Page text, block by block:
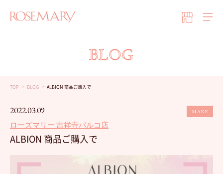
BLOG
TOP BLOG ALBION 商品ご購入で
2022.03.09
ローズマリー 吉祥寺パルコ店
MAKE
ALBION 商品ご購入で